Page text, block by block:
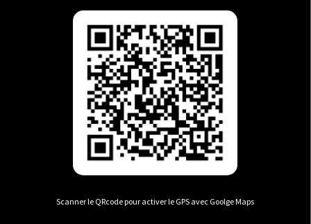
Scanner le QRcode pour activer le GPS avec Goolge Maps